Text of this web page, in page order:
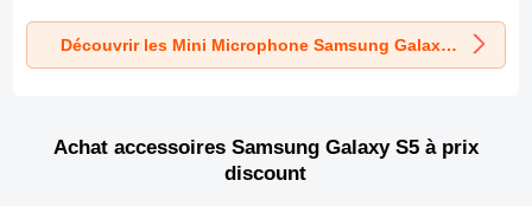
Parleur K06 pour
Samsung Galaxy
S5 Noir
Parleur K05 pour
Samsung Galaxy
S5 Noir
Parleur K08 pour
Samsung Galaxy
S5 Noir
Découvrir les Mini Microphone Samsung Galaxy S5
Achat accessoires Samsung Galaxy S5 à prix
discount